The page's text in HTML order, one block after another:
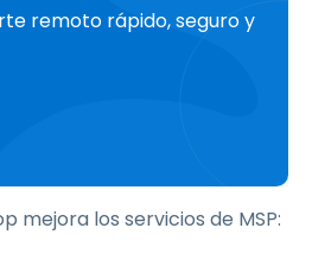
remoto rápido, seguro y
mejora los servicios de MSP: